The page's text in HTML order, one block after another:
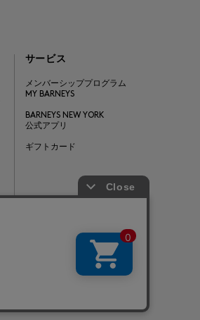
サービス
メンバーシッププログラム
MY BARNEYS
BARNEYS NEW YORK
公式アプリ
ギフトカード